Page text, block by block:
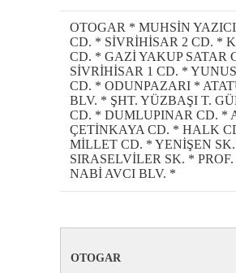
OTOGAR * MUHSİN
CD. * SİVRİHİSAR 2 CD. *
CD. * GAZİ YAKUP SATAR
SİVRİHİSAR 1 CD. *
CD. * ODUNPAZARI *
BLV. * ŞHT. YÜZBAŞI T.
CD. * DUMLUPINAR CD. *
ÇETİNKAYA CD. * HALK
MİLLET CD. * YENİŞEN
SIRASELVİLER SK. * PROF.
NABİ AVCI BLV. *
OTOGAR